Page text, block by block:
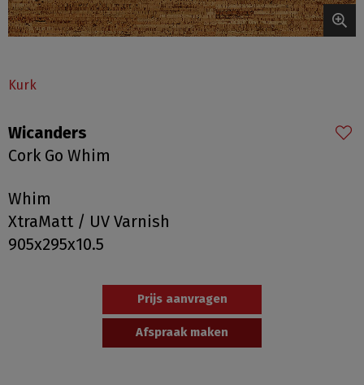
Kurk
Wicanders
Cork Go Whim
Whim
XtraMatt / UV Varnish
905x295x10.5
Prijs aanvragen
Afspraak maken